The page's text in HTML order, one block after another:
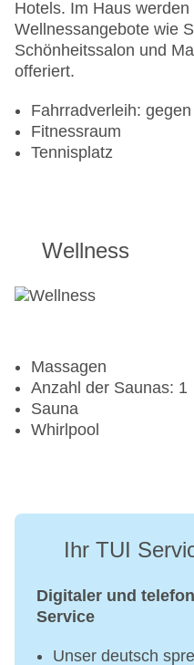
Hotels. Im Haus
Wellnessangebote wie
Schönheitssalon und
offeriert.
Fahrradverleih:
Fitnessraum
Tennisplatz
Wellness
Massagen
Anzahl der Saunas: 1
Sauna
Whirlpool
Ihr TUI
Digitaler und
Service
Unser deutsch